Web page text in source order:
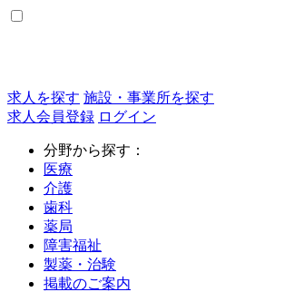
求人を探す 施設・事業所を探す
求人会員登録 ログイン
分野から探す：
医療
介護
歯科
薬局
障害福祉
製薬・治験
掲載のご案内